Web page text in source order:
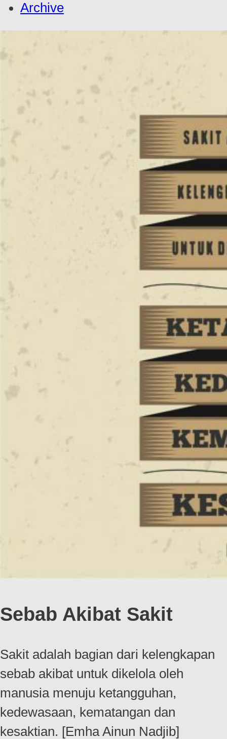
Archive
Sebab Akibat Sakit
Sakit adalah bagian dari kelengkapan
sebab akibat untuk dikelola oleh
manusia menuju ketangguhan,
kedewasaan, kematangan dan
kesaktian. [Emha Ainun Nadjib]